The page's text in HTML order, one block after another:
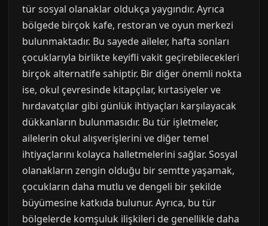
tür sosyal olanaklar oldukça yaygındır. Ayrıca
bölgede birçok kafe, restoran ve oyun merkezi
bulunmaktadır. Bu sayede aileler, hafta sonları
çocuklarıyla birlikte keyifli vakit geçirebilecekleri
birçok alternatife sahiptir. Bir diğer önemli nokta
ise, okul çevresinde kitapçılar, kırtasiyeler ve
hırdavatçılar gibi günlük ihtiyaçları karşılayacak
dükkanların bulunmasıdır. Bu tür işletmeler,
ailelerin okul alışverişlerini ve diğer temel
ihtiyaçlarını kolayca halletmelerini sağlar. Sosyal
olanakların zengin olduğu bir semtte yaşamak,
çocukların daha mutlu ve dengeli bir şekilde
büyümesine katkıda bulunur. Ayrıca, bu tür
bölgelerde komşuluk ilişkileri de genellikle daha